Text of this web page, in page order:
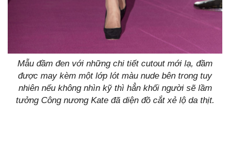
Mẫu đầm đen với những chi tiết cutout mới lạ, đầm
được may kèm một lớp lót màu nude bên trong tuy
nhiên nếu không nhìn kỹ thì hẳn khối người sẽ lầm
tưởng Công nương Kate đã diện đồ cắt xẻ lộ da thịt.